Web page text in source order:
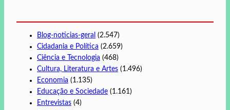
Blog-noticias-geral (2.547)
Cidadania e Política (2.659)
Ciência e Tecnologia (468)
Cultura, Literatura e Artes (1.496)
Economia (1.135)
Educação e Sociedade (1.161)
Entrevistas (4)